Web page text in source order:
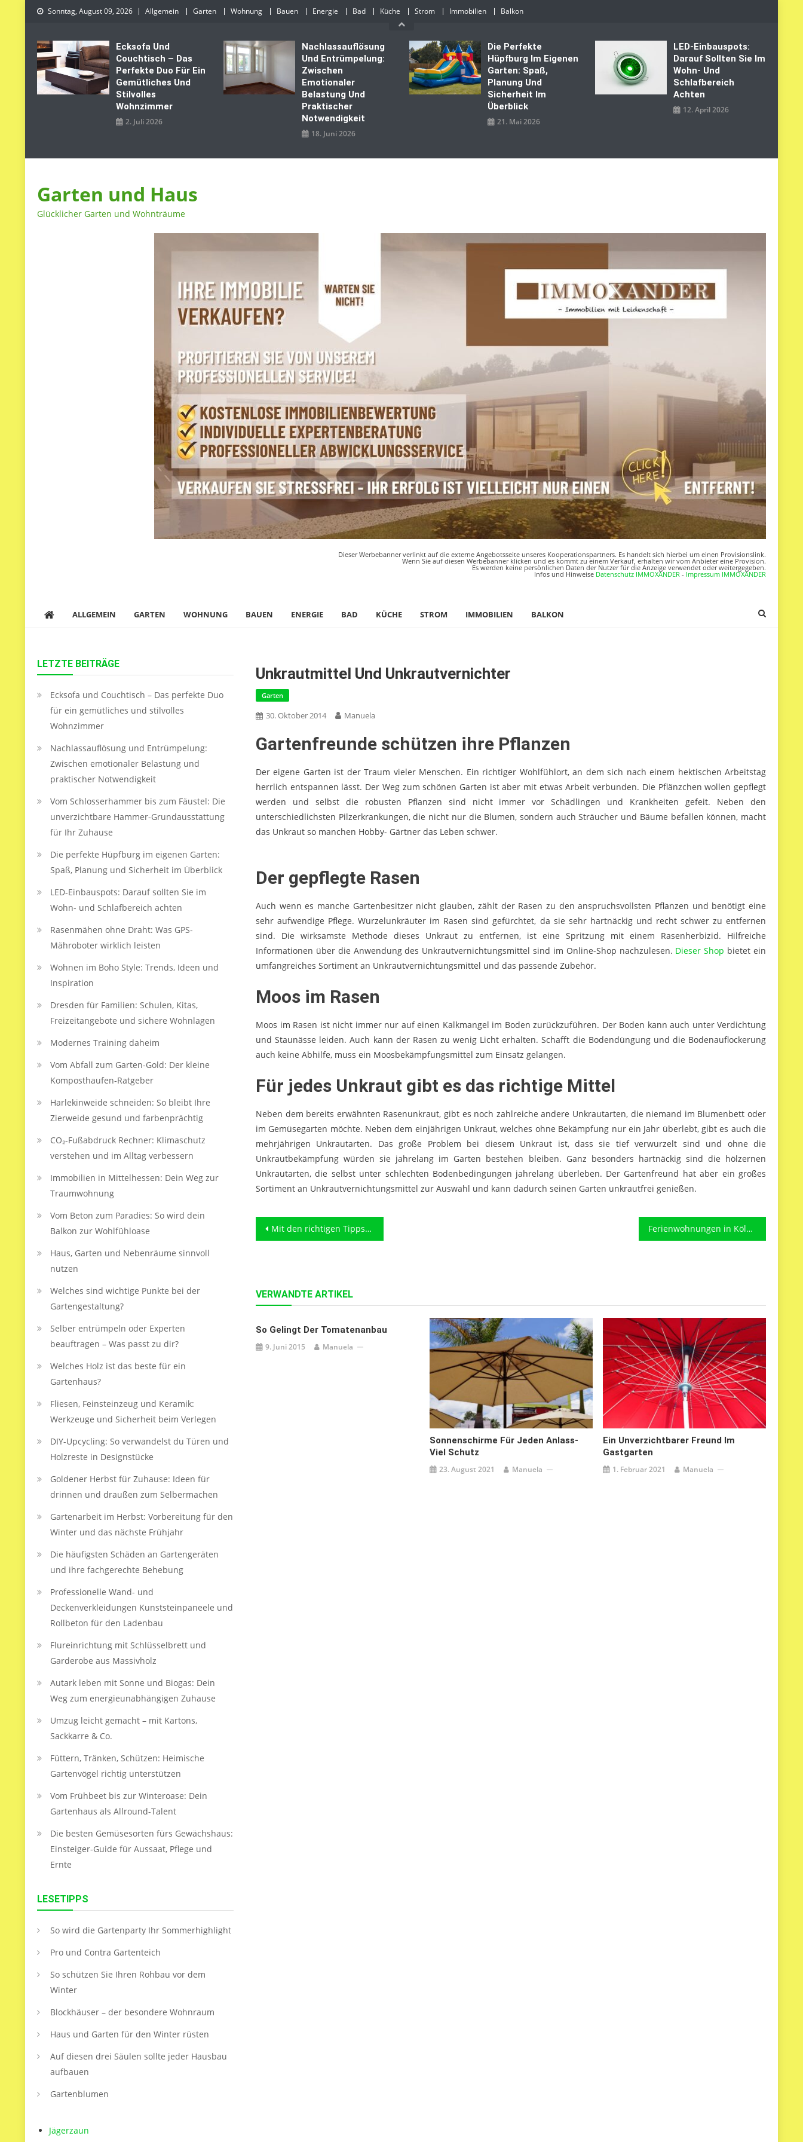
Skip
Sonntag, August 09, 2026 Allgemein Garten Wohnung Bauen Energie Bad Küche Strom Immobilien Balkon
Ecksofa Und
Couchtisch – Das
Perfekte Duo Für Ein
Gemütliches Und
Stilvolles
Wohnzimmer
2. Juli 2026
Nachlassauflösung
Und Entrümpelung:
Zwischen
Emotionaler
Belastung Und
Praktischer
Notwendigkeit
18. Juni 2026
Die Perfekte
Hüpfburg Im Eigenen
Garten: Spaß,
Planung Und
Sicherheit Im
Überblick
21. Mai 2026
LED‑Einbauspots:
Darauf Sollten Sie Im
Wohn- Und
Schlafbereich
Achten
12. April 2026
Garten und Haus
Glücklicher Garten und Wohnträume
Dieser Werbebanner verlinkt auf die externe Angebotsseite unseres Kooperationspartners. Es handelt sich hierbei um einen Provisionslink.
Wenn Sie auf diesen Werbebanner klicken und es kommt zu einem Verkauf, erhalten wir vom Anbieter eine Provision.
Es werden keine persönlichen Daten der Nutzer für die Anzeige verwendet oder weitergegeben.
Infos und Hinweise Datenschutz IMMOXANDER - Impressum IMMOXANDER
ALLGEMEIN GARTEN WOHNUNG BAUEN ENERGIE BAD KÜCHE STROM IMMOBILIEN BALKON
Unkrautmittel Und Unkrautvernichter
Garten
30. Oktober 2014 Manuela
Gartenfreunde schützen ihre Pflanzen
Der eigene Garten ist der Traum vieler Menschen. Ein richtiger Wohlfühlort, an dem sich nach einem hektischen Arbeitstag
herrlich entspannen lässt. Der Weg zum schönen Garten ist aber mit etwas Arbeit verbunden. Die Pflänzchen wollen gepflegt
werden und selbst die robusten Pflanzen sind nicht immer vor Schädlingen und Krankheiten gefeit. Neben den
unterschiedlichsten Pilzerkrankungen, die nicht nur die Blumen, sondern auch Sträucher und Bäume befallen können, macht
das Unkraut so manchen Hobby- Gärtner das Leben schwer.
Der gepflegte Rasen
Auch wenn es manche Gartenbesitzer nicht glauben, zählt der Rasen zu den anspruchsvollsten Pflanzen und benötigt eine
sehr aufwendige Pflege. Wurzelunkräuter im Rasen sind gefürchtet, da sie sehr hartnäckig und recht schwer zu entfernen
sind. Die wirksamste Methode dieses Unkraut zu entfernen, ist eine Spritzung mit einem Rasenherbizid. Hilfreiche
Informationen über die Anwendung des Unkrautvernichtungsmittel sind im Online-Shop nachzulesen. Dieser Shop bietet ein
umfangreiches Sortiment an Unkrautvernichtungsmittel und das passende Zubehör.
Moos im Rasen
Moos im Rasen ist nicht immer nur auf einen Kalkmangel im Boden zurückzuführen. Der Boden kann auch unter Verdichtung
und Staunässe leiden. Auch kann der Rasen zu wenig Licht erhalten. Schafft die Bodendüngung und die Bodenauflockerung
auch keine Abhilfe, muss ein Moosbekämpfungsmittel zum Einsatz gelangen.
Für jedes Unkraut gibt es das richtige Mittel
Neben dem bereits erwähnten Rasenunkraut, gibt es noch zahlreiche andere Unkrautarten, die niemand im Blumenbett oder
im Gemüsegarten möchte. Neben dem einjährigen Unkraut, welches ohne Bekämpfung nur ein Jahr überlebt, gibt es auch die
mehrjährigen Unkrautarten. Das große Problem bei diesem Unkraut ist, dass sie tief verwurzelt sind und ohne die
Unkrautbekämpfung würden sie jahrelang im Garten bestehen bleiben. Ganz besonders hartnäckig sind die hölzernen
Unkrautarten, die selbst unter schlechten Bodenbedingungen jahrelang überleben. Der Gartenfreund hat aber ein großes
Sortiment an Unkrautvernichtungsmittel zur Auswahl und kann dadurch seinen Garten unkrautfrei genießen.
Beitragsnavigation
Mit den richtigen Tipps zum eigenen Traumgarten Ferienwohnungen in Köln
VERWANDTE ARTIKEL
So Gelingt Der Tomatenanbau
9. Juni 2015 Manuela
Sonnenschirme Für Jeden Anlass-
Viel Schutz
23. August 2021 Manuela
Ein Unverzichtbarer Freund Im
Gastgarten
1. Februar 2021 Manuela
LETZTE BEITRÄGE
Ecksofa und Couchtisch – Das perfekte Duo
für ein gemütliches und stilvolles
Wohnzimmer
Nachlassauflösung und Entrümpelung:
Zwischen emotionaler Belastung und
praktischer Notwendigkeit
Vom Schlosserhammer bis zum Fäustel: Die
unverzichtbare Hammer-Grundausstattung
für Ihr Zuhause
Die perfekte Hüpfburg im eigenen Garten:
Spaß, Planung und Sicherheit im Überblick
LED‑Einbauspots: Darauf sollten Sie im
Wohn- und Schlafbereich achten
Rasenmähen ohne Draht: Was GPS-
Mähroboter wirklich leisten
Wohnen im Boho Style: Trends, Ideen und
Inspiration
Dresden für Familien: Schulen, Kitas,
Freizeitangebote und sichere Wohnlagen
Modernes Training daheim
Vom Abfall zum Garten-Gold: Der kleine
Komposthaufen‑Ratgeber
Harlekinweide schneiden: So bleibt Ihre
Zierweide gesund und farbenprächtig
CO₂-Fußabdruck Rechner: Klimaschutz
verstehen und im Alltag verbessern
Immobilien in Mittelhessen: Dein Weg zur
Traumwohnung
Vom Beton zum Paradies: So wird dein
Balkon zur Wohlfühloase
Haus, Garten und Nebenräume sinnvoll
nutzen
Welches sind wichtige Punkte bei der
Gartengestaltung?
Selber entrümpeln oder Experten
beauftragen – Was passt zu dir?
Welches Holz ist das beste für ein
Gartenhaus?
Fliesen, Feinsteinzeug und Keramik:
Werkzeuge und Sicherheit beim Verlegen
DIY-Upcycling: So verwandelst du Türen und
Holzreste in Designstücke
Goldener Herbst für Zuhause: Ideen für
drinnen und draußen zum Selbermachen
Gartenarbeit im Herbst: Vorbereitung für den
Winter und das nächste Frühjahr
Die häufigsten Schäden an Gartengeräten
und ihre fachgerechte Behebung
Professionelle Wand- und
Deckenverkleidungen Kunststeinpaneele und
Rollbeton für den Ladenbau
Flureinrichtung mit Schlüsselbrett und
Garderobe aus Massivholz
Autark leben mit Sonne und Biogas: Dein
Weg zum energieunabhängigen Zuhause
Umzug leicht gemacht – mit Kartons,
Sackkarre & Co.
Füttern, Tränken, Schützen: Heimische
Gartenvögel richtig unterstützen
Vom Frühbeet bis zur Winteroase: Dein
Gartenhaus als Allround-Talent
Die besten Gemüsesorten fürs Gewächshaus:
Einsteiger-Guide für Aussaat, Pflege und
Ernte
LESETIPPS
So wird die Gartenparty Ihr Sommerhighlight
Pro und Contra Gartenteich
So schützen Sie Ihren Rohbau vor dem
Winter
Blockhäuser – der besondere Wohnraum
Haus und Garten für den Winter rüsten
Auf diesen drei Säulen sollte jeder Hausbau
aufbauen
Gartenblumen
Jägerzaun